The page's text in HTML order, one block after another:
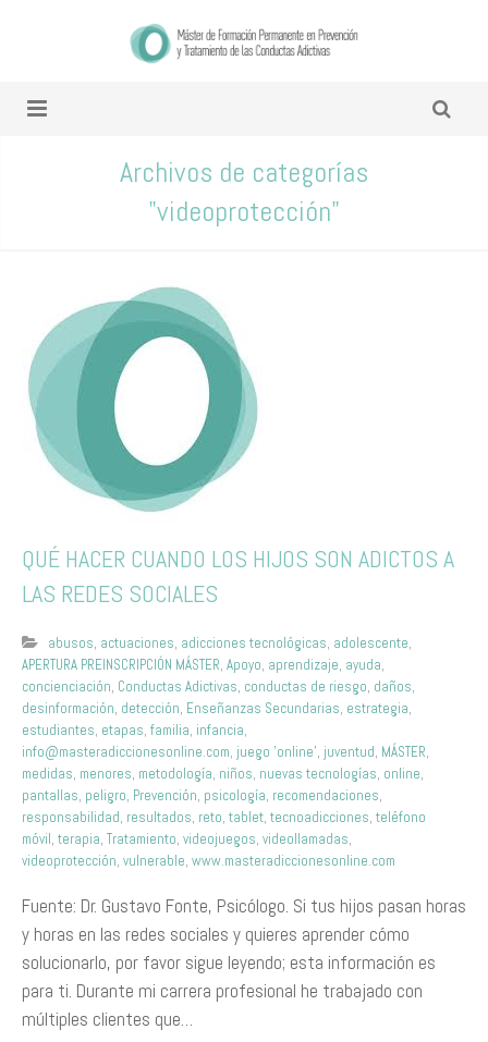
Archivos de categorías
"videoprotección"
QUÉ HACER CUANDO LOS HIJOS SON ADICTOS A
LAS REDES SOCIALES
abusos, actuaciones, adicciones tecnológicas, adolescente,
APERTURA PREINSCRIPCIÓN MÁSTER, Apoyo, aprendizaje, ayuda,
concienciación, Conductas Adictivas, conductas de riesgo, daños,
desinformación, detección, Enseñanzas Secundarias, estrategia,
estudiantes, etapas, familia, infancia,
info@masteradiccionesonline.com, juego 'online', juventud, MÁSTER,
medidas, menores, metodología, niños, nuevas tecnologías, online,
pantallas, peligro, Prevención, psicología, recomendaciones,
responsabilidad, resultados, reto, tablet, tecnoadicciones, teléfono
móvil, terapia, Tratamiento, videojuegos, videollamadas,
videoprotección, vulnerable, www.masteradiccionesonline.com
Fuente: Dr. Gustavo Fonte, Psicólogo. Si tus hijos pasan horas
y horas en las redes sociales y quieres aprender cómo
solucionarlo, por favor sigue leyendo; esta información es
para ti. Durante mi carrera profesional he trabajado con
múltiples clientes que…